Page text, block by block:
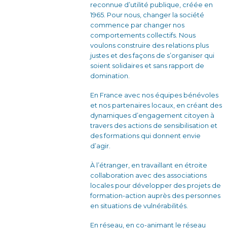
reconnue d’utilité publique, créée en
1965. Pour nous, changer la société
commence par changer nos
comportements collectifs. Nous
voulons construire des relations plus
justes et des façons de s’organiser qui
soient solidaires et sans rapport de
domination.
En France avec nos équipes bénévoles
et nos partenaires locaux, en créant des
dynamiques d’engagement citoyen à
travers des actions de sensibilisation et
des formations qui donnent envie
d’agir.
À l’étranger, en travaillant en étroite
collaboration avec des associations
locales pour développer des projets de
formation-action auprès des personnes
en situations de vulnérabilités.
En réseau, en co-animant le réseau